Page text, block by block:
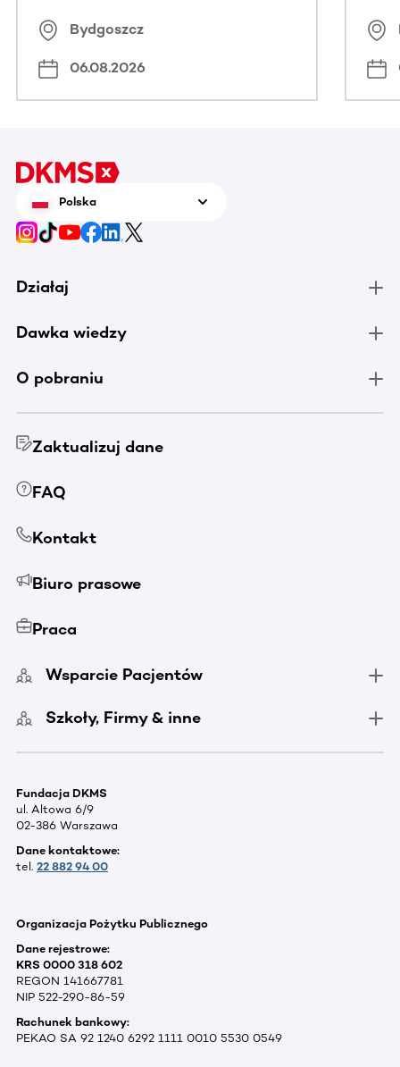
Bydgoszcz
06.08.2026
Polska
Działaj
Dawka wiedzy
O pobraniu
Zaktualizuj dane
FAQ
Kontakt
Biuro prasowe
Praca
Wsparcie Pacjentów
Szkoły, Firmy & inne
Fundacja DKMS
ul. Altowa 6/9
02-386 Warszawa
Dane kontaktowe:
tel. 22 882 94 00
Organizacja Pożytku Publicznego
Dane rejestrowe:
KRS 0000 318 602
REGON 141667781
NIP 522-290-86-59
Rachunek bankowy:
PEKAO SA 92 1240 6292 1111 0010 5530 0549